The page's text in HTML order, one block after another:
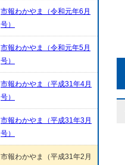
市報わかやま（令和元年6月
号）
市報わかやま（令和元年5月
号）
市報わかやま（平成31年4月
号）
市報わかやま（平成31年3月
号）
市報わかやま（平成31年2月